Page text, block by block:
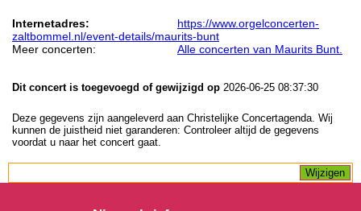
Internetadres:
https://www.orgelconcerten-
zaltbommel.nl/event-details/maurits-bunt
Meer concerten:
Alle concerten van Maurits Bunt.
Dit concert is toegevoegd of gewijzigd op 2026-06-25 08:37:30
Deze gegevens zijn aangeleverd aan Christelijke Concertagenda. Wij
kunnen de juistheid niet garanderen: Controleer altijd de gegevens
voordat u naar het concert gaat.